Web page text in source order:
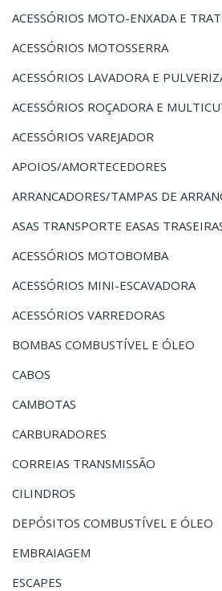
ACESSÓRIOS MOTO-ENXADA E
ACESSÓRIOS MOTOSSERRA
ACESSÓRIOS LAVADORA E
ACESSÓRIOS ROÇADORA E
ACESSÓRIOS VAREJADOR
APOIOS/AMORTECEDORES
ARRANCADORES/TAMPAS DE
ASAS TRANSPORTE EASAS
ACESSÓRIOS MOTOBOMBA
ACESSÓRIOS MINI-ESCAVADORA
ACESSÓRIOS VARREDORAS
BOMBAS COMBUSTÍVEL E ÓLEO
CABOS
CAMBOTAS
CARBURADORES
CORREIAS TRANSMISSÃO
CILINDROS
DEPÓSITOS COMBUSTÍVEL E ÓLEO
EMBRAIAGEM
ESCAPES